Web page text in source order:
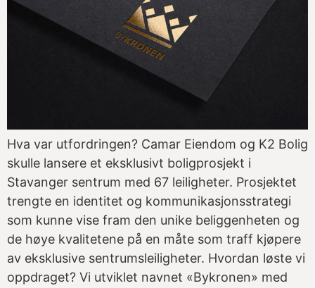
Hva var utfordringen? Camar Eiendom og K2 Bolig
skulle lansere et eksklusivt boligprosjekt i
Stavanger sentrum med 67 leiligheter. Prosjektet
trengte en identitet og kommunikasjonsstrategi
som kunne vise fram den unike beliggenheten og
de høye kvalitetene på en måte som traff kjøpere
av eksklusive sentrumsleiligheter. Hvordan løste vi
oppdraget? Vi utviklet navnet «Bykronen» med